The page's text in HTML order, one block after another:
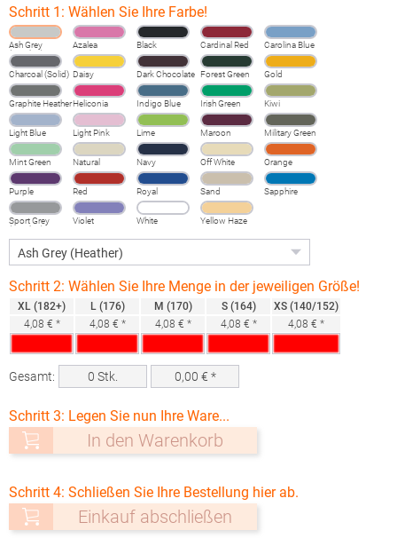
Schritt 1: Wählen Sie Ihre Farbe!
Ash Grey
(Heather)
Azalea Black Cardinal Red Carolina Blue
Charcoal (Solid) Daisy Dark Chocolate Forest Green Gold
Graphite HeatherHeliconia Indigo Blue Irish Green Kiwi
Light Blue Light Pink Lime Maroon Military Green
Mint Green Natural Navy Off White Orange
Purple Red Royal Sand Sapphire
Sport Grey
(Heather)
Violet White Yellow Haze
Schritt 2: Wählen Sie Ihre Menge in der jeweiligen Größe!
XL (182+)
4,08 € *
L (176)
4,08 € *
M (170)
4,08 € *
S (164)
4,08 € *
XS (140/152)
4,08 € *
Gesamt: 0 Stk. 0,00 € *
Schritt 3: Legen Sie nun Ihre Ware...
In den Warenkorb
Schritt 4: Schließen Sie Ihre Bestellung hier ab.
Einkauf abschließen